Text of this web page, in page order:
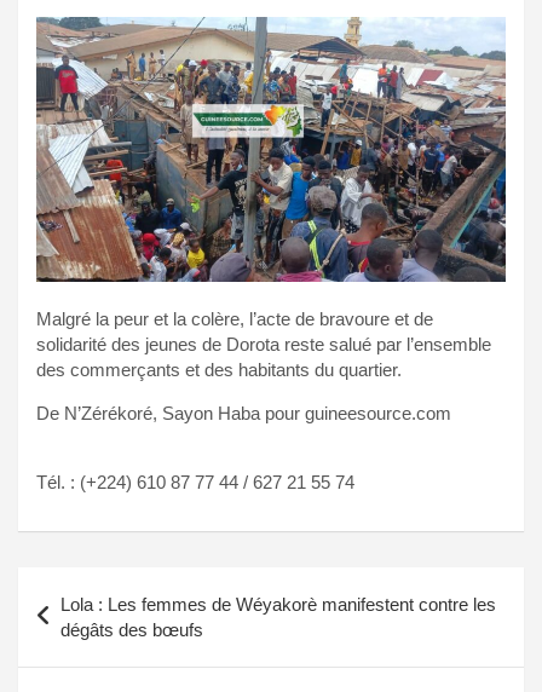
Malgré la peur et la colère, l’acte de bravoure et de
solidarité des jeunes de Dorota reste salué par l’ensemble
des commerçants et des habitants du quartier.
De N’Zérékoré, Sayon Haba pour guineesource.com
Tél. : (+224) 610 87 77 44 / 627 21 55 74
de
l’article
Lola : Les femmes de Wéyakorè manifestent contre les
dégâts des bœufs